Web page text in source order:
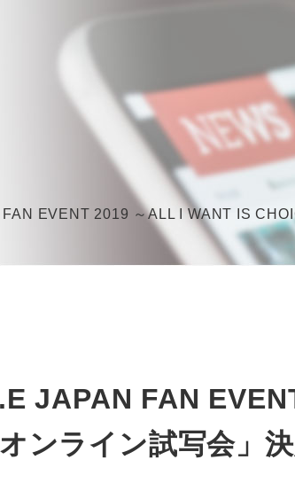
EVENT 2019 ～ALL I WANT IS
JAPAN FAN
ンライン試写会」決